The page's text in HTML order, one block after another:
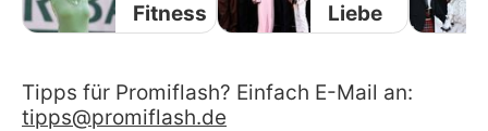
Fitness
Liebe
Tipps für Promiflash? Einfach E-Mail an:
tipps@promiflash.de